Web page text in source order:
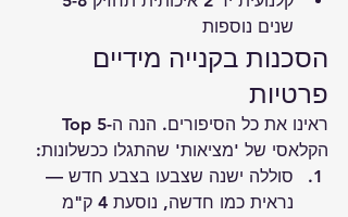
שנים נוספות
הסכנות בקנייה מידיים
פרטיות
הקלאסי של 'מציאות' שהתגלו ככשלונות:
סוללה ישנה שצבעו בצבע חדש —
נראית כמו חדשה, נוסעת 4 ק"מ